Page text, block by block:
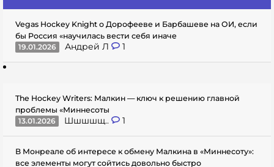
Vegas Hockey Knight о Дорофееве и Барбашеве на ОИ, если
бы Россия «научилась вести себя иначе
19.01.2026
Андрей Л 1
The Hockey Writers: Малкин — ключ к решению главной
проблемы «Миннесоты
13.01.2026
Шшшшщ.. 1
В Монреале об интересе к обмену Малкина в «Миннесоту»:
все элементы могут сойтись довольно быстро